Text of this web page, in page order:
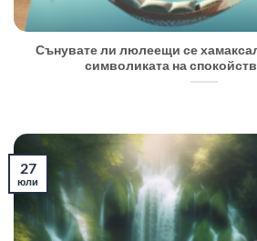
Сънувате ли люлеещи се
символиката на
27
юли